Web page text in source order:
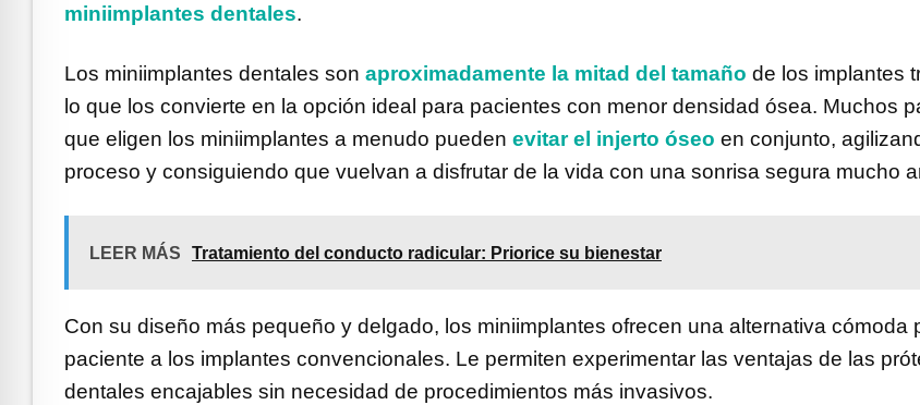
miniimplantes dentales.
Los miniimplantes dentales son aproximadamente la mitad del tamaño de los implantes
lo que los convierte en la opción ideal para pacientes con menor densidad ósea. Muchos
que eligen los miniimplantes a menudo pueden evitar el injerto óseo en conjunto,
proceso y consiguiendo que vuelvan a disfrutar de la vida con una sonrisa segura mucho
LEER MÁS Tratamiento del conducto radicular: Priorice su bienestar
Con su diseño más pequeño y delgado, los miniimplantes ofrecen una alternativa cómoda
paciente a los implantes convencionales. Le permiten experimentar las ventajas de las
dentales encajables sin necesidad de procedimientos más invasivos.